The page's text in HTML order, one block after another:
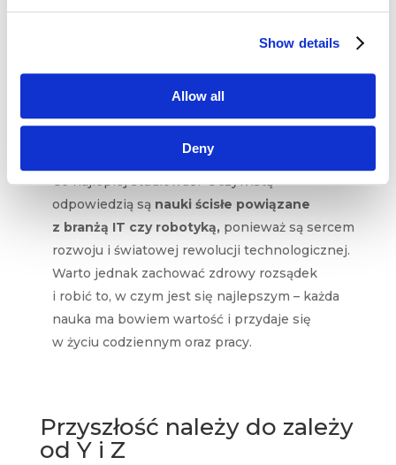
Show details
Allow all
Deny
Amazon, Microsoft, IBM czy Apple,
którzy budują nową rzeczywistość, będą nadal
pracowników kreatywnych, inteligentnych
i takich, którzy chętnie dołożą swoją cegiełkę
do projektów rewolucjonizujących przyszłość.
Co najlepiej studiować? Oczywistą
odpowiedzią są nauki ścisłe powiązane
z branżą IT czy robotyką,ponieważ są sercem
rozwoju i światowej rewolucji technologicznej.
Warto jednak zachować zdrowy rozsądek
i robić to, w czym jest się najlepszym – każda
nauka ma bowiem wartość i przydaje się
w życiu codziennym oraz pracy.
Przyszłość należy do zależy
od Y i Z